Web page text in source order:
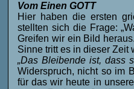
Vom Einen GOTT
Hier haben die ersten
stellten sich die Frage:
Greifen wir ein Bild
Sinne tritt es in dieser Zeit
„Das Bleibende ist, dass
Widerspruch, nicht so im
für das wir heute in